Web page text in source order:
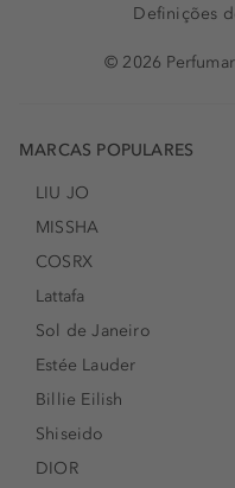
Definições
© 2026
MARCAS POPULARES
LIU JO
MISSHA
COSRX
Lattafa
Sol de Janeiro
Estée Lauder
Billie Eilish
Shiseido
DIOR